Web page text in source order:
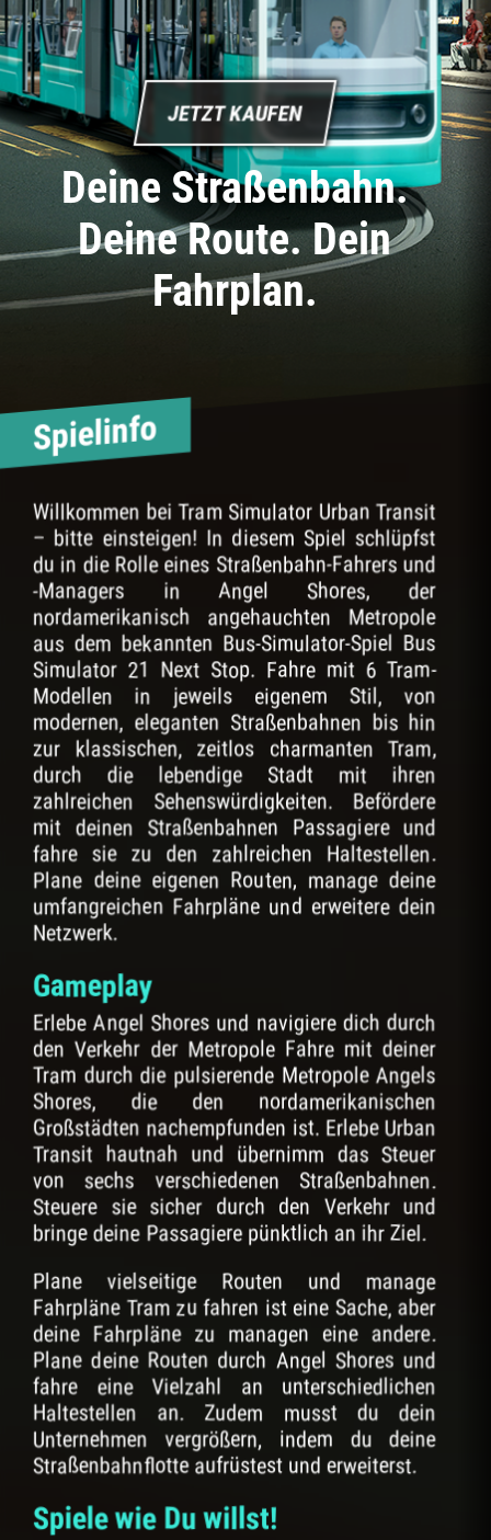
JETZT KAUFEN
Deine Straßenbahn.
Deine Route. Dein
Fahrplan.
Spielinfo
Willkommen bei Tram Simulator Urban Transit
– bitte einsteigen! In diesem Spiel schlüpfst
du in die Rolle eines Straßenbahn-Fahrers und
-Managers in Angel Shores, der
nordamerikanisch angehauchten Metropole
aus dem bekannten Bus-Simulator-Spiel Bus
Simulator 21 Next Stop. Fahre mit 6 Tram-
Modellen in jeweils eigenem Stil, von
modernen, eleganten Straßenbahnen bis hin
zur klassischen, zeitlos charmanten Tram,
durch die lebendige Stadt mit ihren
zahlreichen Sehenswürdigkeiten. Befördere
mit deinen Straßenbahnen Passagiere und
fahre sie zu den zahlreichen Haltestellen.
Plane deine eigenen Routen, manage deine
umfangreichen Fahrpläne und erweitere dein
Netzwerk.
Gameplay
Erlebe Angel Shores und navigiere dich durch
den Verkehr der Metropole Fahre mit deiner
Tram durch die pulsierende Metropole Angels
Shores, die den nordamerikanischen
Großstädten nachempfunden ist. Erlebe Urban
Transit hautnah und übernimm das Steuer
von sechs verschiedenen Straßenbahnen.
Steuere sie sicher durch den Verkehr und
bringe deine Passagiere pünktlich an ihr Ziel.
Plane vielseitige Routen und manage
Fahrpläne Tram zu fahren ist eine Sache, aber
deine Fahrpläne zu managen eine andere.
Plane deine Routen durch Angel Shores und
fahre eine Vielzahl an unterschiedlichen
Haltestellen an. Zudem musst du dein
Unternehmen vergrößern, indem du deine
Straßenbahnflotte aufrüstest und erweiterst.
Spiele wie Du willst!